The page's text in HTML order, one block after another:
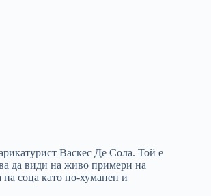
Васкес Де Сола. Той е
да види на живо примери на
на соца като по-хуманен и